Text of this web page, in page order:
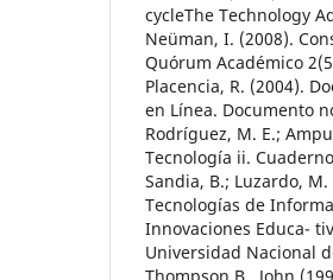
cycleThe Technology
Neüman, I. (2008).
Quórum Académico
Placencia, R. (2004).
en Línea. Documento
Rodríguez, M. E.;
Tecnología ii.
Sandia, B.; Luzardo,
Tecnologías de
Innovaciones Educa-
Universidad Nacional